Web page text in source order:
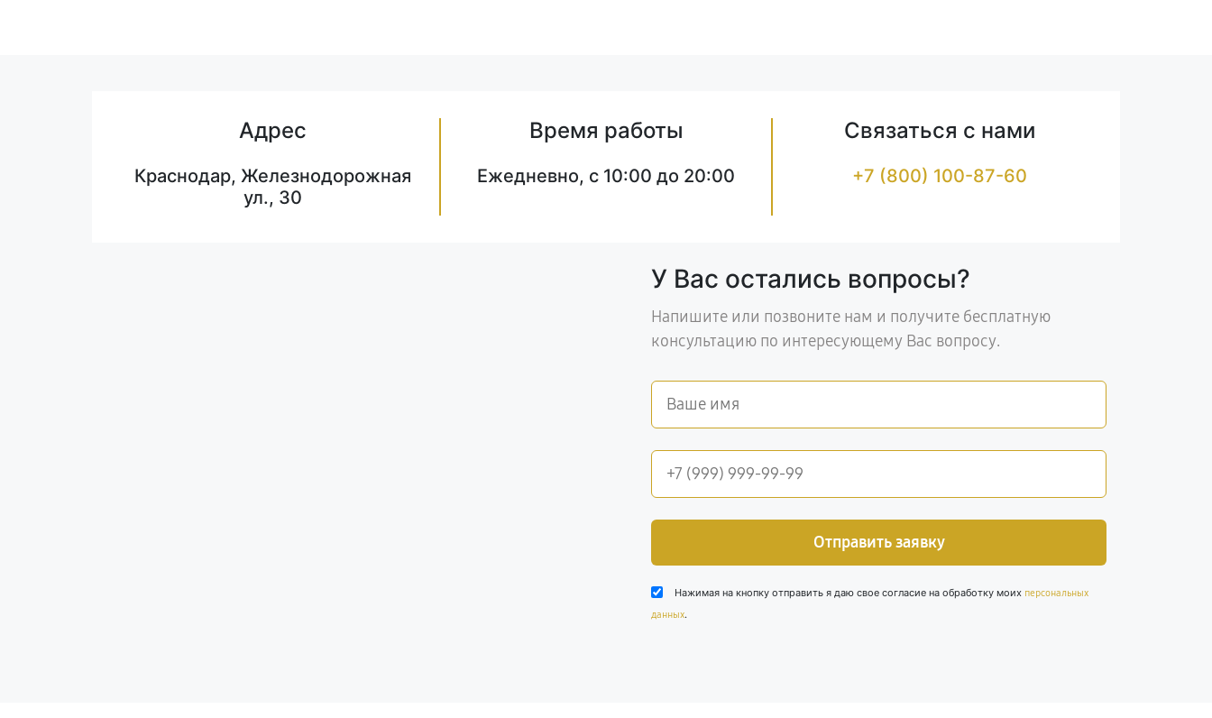
Адрес
Краснодар, Железнодорожная
ул., 30
Время работы
Ежедневно, с 10:00 до 20:00
Связаться с нами
+7 (800) 100-87-60
У Вас остались вопросы?
Напишите или позвоните нам и получите бесплатную
консультацию по интересующему Вас вопросу.
Отправить заявку
Нажимая на кнопку отправить я даю свое согласие на обработку моих персональных
данных.